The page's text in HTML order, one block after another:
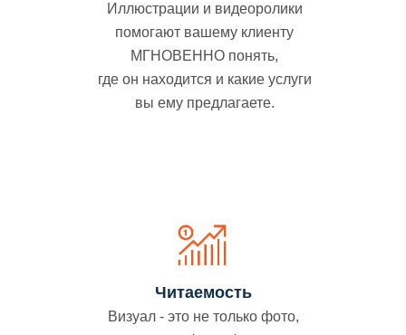
Иллюстрации и видеоролики
помогают вашему клиенту
МГНОВЕННО понять,
где он находится и какие услуги
вы ему предлагаете.
Визуал - это не только фото,
Читаемость